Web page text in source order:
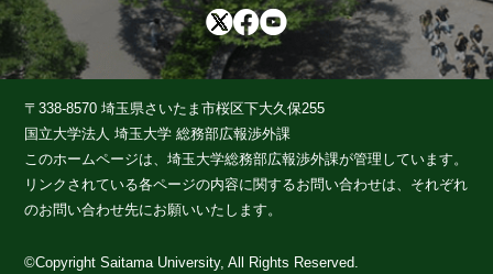
このホームページは、埼玉大学総務部広報渉外課が管理しています。
リンクされている各ページの内容に関するお問い合わせは、それぞれ
のお問い合わせ先にお願いいたします。
©Copyright Saitama University, All Rights Reserved.
〒338-8570 埼玉県さいたま市桜区下大久保255
国立大学法人 埼玉大学 総務部広報渉外課